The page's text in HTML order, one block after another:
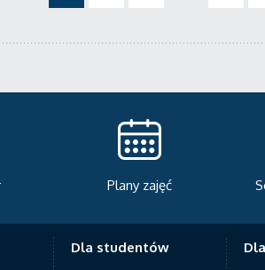
Serwis rekrutacyjny
Dla studentów